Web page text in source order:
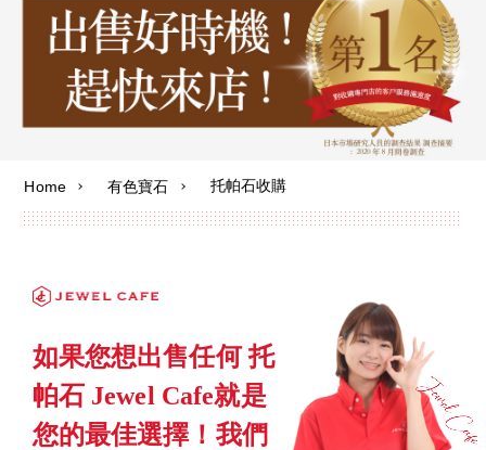
Home 有色寶石 托帕石收購
如果您想出售任何 托
帕石 Jewel Cafe就是
您的最佳選擇！我們